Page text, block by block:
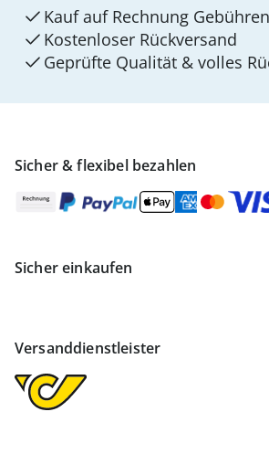
Sicher & flexibel bezahlen
Sicher einkaufen
Versanddienstleister
Kauf auf Rechnung
Kostenloser Rückversand
Geprüfte Qualität & volles